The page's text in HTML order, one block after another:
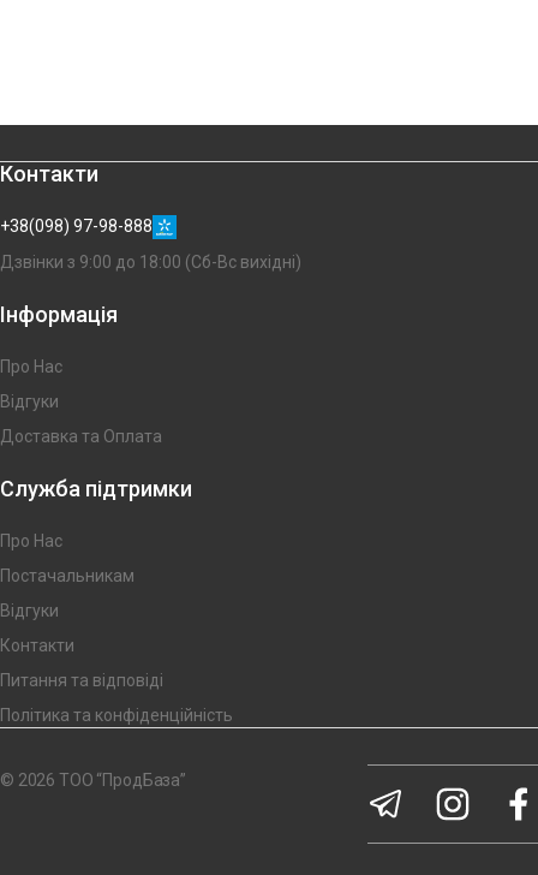
Контакти
+38(098) 97-98-888
Дзвінки з 9:00 до 18:00 (Сб-Вс вихідні)
Інформація
Про Нас
Відгуки
Доставка та Оплата
Служба підтримки
Про Нас
Постачальникам
Відгуки
Контакти
Питання та відповіді
Політика та конфіденційність
© 2026 ТОО “ПродБаза”